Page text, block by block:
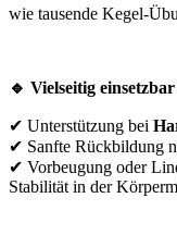
wie tausende Kegel-
🔹 Vielseitig
✔ Unterstützung bei
✔ Sanfte Rückbildung
✔ Vorbeugung oder
Stabilität in der